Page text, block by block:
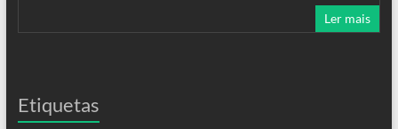
Ler mais
Etiquetas